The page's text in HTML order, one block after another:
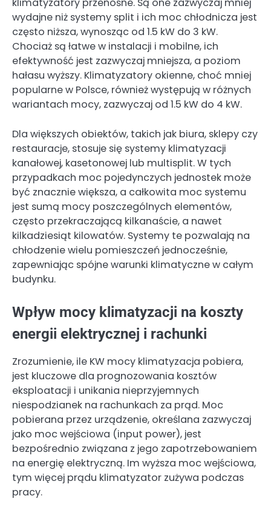
klimatyzatory przenośne. Są one zazwyczaj mniej
wydajne niż systemy split i ich moc chłodnicza jest
często niższa, wynosząc od 1.5 kW do 3 kW.
Chociaż są łatwe w instalacji i mobilne, ich
efektywność jest zazwyczaj mniejsza, a poziom
hałasu wyższy. Klimatyzatory okienne, choć mniej
popularne w Polsce, również występują w różnych
wariantach mocy, zazwyczaj od 1.5 kW do 4 kW.
Dla większych obiektów, takich jak biura, sklepy czy
restauracje, stosuje się systemy klimatyzacji
kanałowej, kasetonowej lub multisplit. W tych
przypadkach moc pojedynczych jednostek może
być znacznie większa, a całkowita moc systemu
jest sumą mocy poszczególnych elementów,
często przekraczającą kilkanaście, a nawet
kilkadziesiąt kilowatów. Systemy te pozwalają na
chłodzenie wielu pomieszczeń jednocześnie,
zapewniając spójne warunki klimatyczne w całym
budynku.
Wpływ mocy klimatyzacji na koszty
energii elektrycznej i rachunki
Zrozumienie, ile KW mocy klimatyzacja pobiera,
jest kluczowe dla prognozowania kosztów
eksploatacji i unikania nieprzyjemnych
niespodzianek na rachunkach za prąd. Moc
pobierana przez urządzenie, określana zazwyczaj
jako moc wejściowa (input power), jest
bezpośrednio związana z jego zapotrzebowaniem
na energię elektryczną. Im wyższa moc wejściowa,
tym więcej prądu klimatyzator zużywa podczas
pracy.